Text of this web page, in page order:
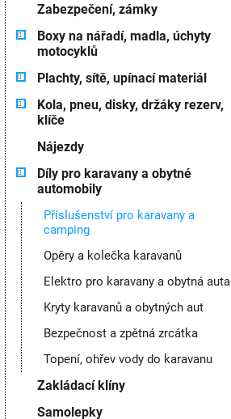
Zabezpečení, zámky
Boxy na nářadí, madla, úchyty
motocyklů
Plachty, sítě, upínací materiál
Kola, pneu, disky, držáky rezerv,
klíče
Nájezdy
Díly pro karavany a obytné
automobily
Příslušenství pro karavany a
camping
Opěry a kolečka karavanů
Elektro pro karavany a obytná auta
Kryty karavanů a obytných aut
Bezpečnost a zpětná zrcátka
Topení, ohřev vody do karavanu
Zakládací klíny
Samolepky